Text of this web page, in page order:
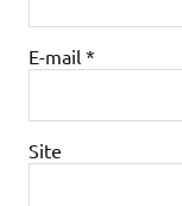
E-mail *
Site